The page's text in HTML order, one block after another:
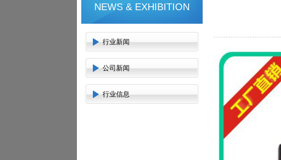
NEWS & EXHIBITION
行业新闻
公司新闻
行业信息